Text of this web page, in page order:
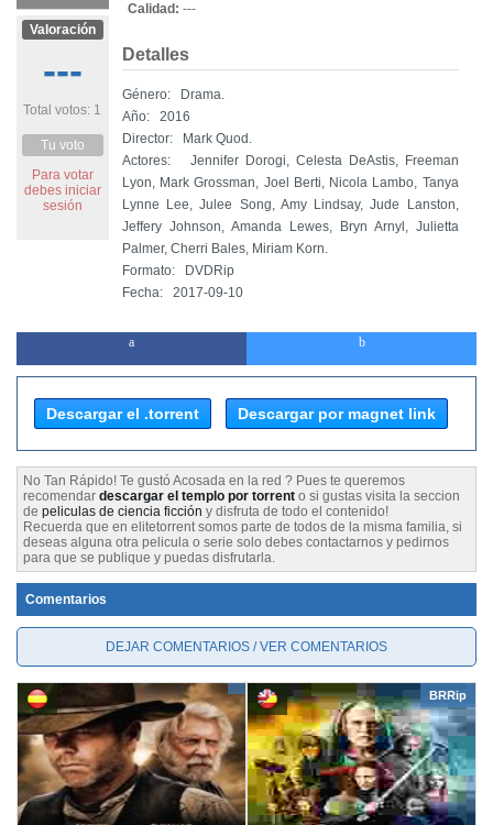
Valoración
---
Total votos: 1
Tu voto
Para votar
debes iniciar
sesión
Calidad: ---
Detalles
Género: Drama.
Año: 2016
Director: Mark Quod.
Actores: Jennifer Dorogi, Celesta DeAstis, Freeman
Lyon, Mark Grossman, Joel Berti, Nicola Lambo, Tanya
Lynne Lee, Julee Song, Amy Lindsay, Jude Lanston,
Jeffery Johnson, Amanda Lewes, Bryn Arnyl, Julietta
Palmer, Cherri Bales, Miriam Korn.
Formato: DVDRip
Fecha: 2017-09-10
Rachel y su pareja jugaban a enviarse fotografías de
pasan a redes pornográficas acaba convirtiéndose en
una auténtica pesadilla. Rachel piensa que ha sido su
exnovio en venganza por su ruptura.
Descargar el .torrent Descargar por magnet link
No Tan Rápido! Te gustó Acosada en la red ? Pues te queremos
recomendar descargar el templo por torrent o si gustas visita la seccion
de peliculas de ciencia ficción y disfruta de todo el contenido!
Recuerda que en elitetorrent somos parte de todos de la misma familia, si
deseas alguna otra pelicula o serie solo debes contactarnos y pedirnos
para que se publique y puedas disfrutarla.
Comentarios
DEJAR COMENTARIOS / VER COMENTARIOS
BRRip